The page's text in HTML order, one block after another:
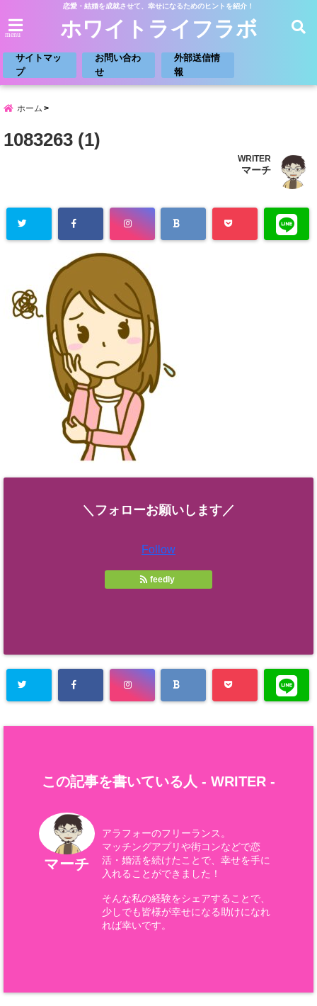
恋愛・結婚を成就させて、幸せになるためのヒントを紹介！
menu ホワイトライフラボ
サイトマッ
プ
お問い合わ
せ
外部送信情
報
ホーム
1083263 (1)
WRITER
マーチ
＼フォローお願いします／
Follow
feedly
この記事を書いている人 - WRITER -
マーチ
アラフォーのフリーランス。
マッチングアプリや街コンなどで恋
活・婚活を続けたことで、幸せを手に
入れることができました！
そんな私の経験をシェアすることで、
少しでも皆様が幸せになる助けになれ
れば幸いです。